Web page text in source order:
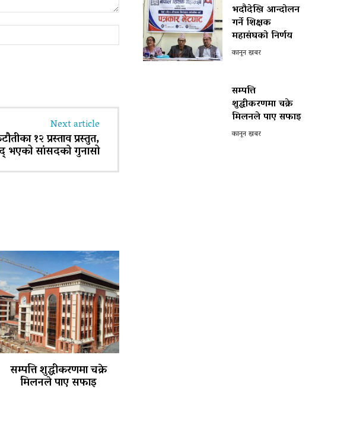
Website:
Next article
१२ प्रस्ताव प्रस्तुत,
भएको सांसदको गुनासो
सम्पत्ति शुद्धीकरणमा चक्रे
मिलनले पाए सफाइ
भदौदेखि आन्दोलन
गर्ने शिक्षक
महासंघको निर्णय
कानून खबर
सम्पत्ति
शुद्धीकरणमा चक्रे
मिलनले पाए सफाइ
कानून खबर